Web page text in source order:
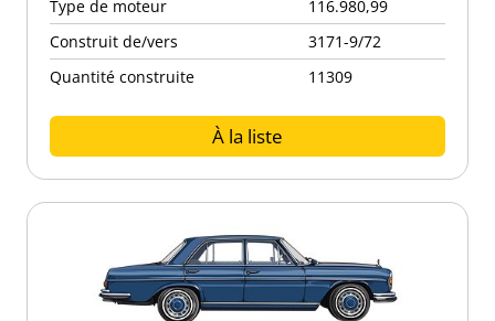
Type de moteur
116.980,99
Construit de/vers
3171-9/72
Quantité construite
11309
À la liste